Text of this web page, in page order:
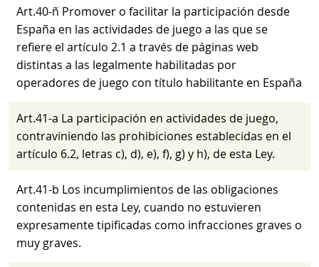
Art.40-ñ Promover o facilitar la participación desde
España en las actividades de juego a las que se
refiere el artículo 2.1 a través de páginas web
distintas a las legalmente habilitadas por
operadores de juego con título habilitante en España
Art.41-a La participación en actividades de juego,
contraviniendo las prohibiciones establecidas en el
artículo 6.2, letras c), d), e), f), g) y h), de esta Ley.
Art.41-b Los incumplimientos de las obligaciones
contenidas en esta Ley, cuando no estuvieren
expresamente tipificadas como infracciones graves o
muy graves.